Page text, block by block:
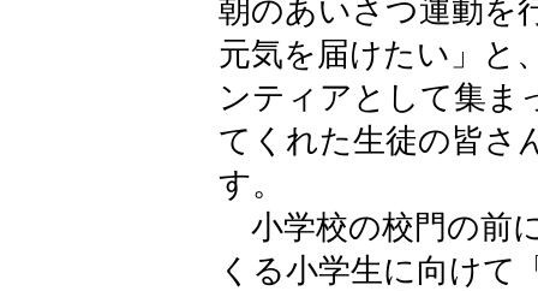
朝のあいさつ運動を
元気を届けたい」と
ンティアとして集ま
てくれた生徒の皆さ
す。
小学校の校門の前
くる小学生に向けて